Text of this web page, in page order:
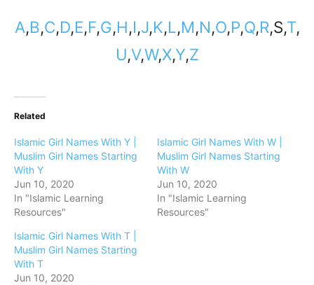
A,B,C,D,E,F,G,H,I,J,K,L,M,N,O,P,Q,R,S,T,
U,V,W,X,Y,Z
Related
Islamic Girl Names With Y |
Muslim Girl Names Starting
With Y
Jun 10, 2020
In "Islamic Learning
Resources"
Islamic Girl Names With W |
Muslim Girl Names Starting
With W
Jun 10, 2020
In "Islamic Learning
Resources"
Islamic Girl Names With T |
Muslim Girl Names Starting
With T
Jun 10, 2020